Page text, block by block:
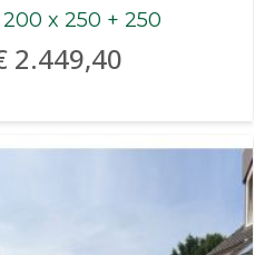
200 x 250 + 250
2.449,40